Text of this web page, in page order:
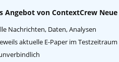
Angebot von ContextCrew
Nachrichten, Daten, Analysen
aktuelle E-Paper im Testzeitraum